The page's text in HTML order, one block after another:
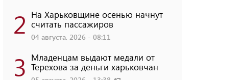
2 На Харьковщине осенью начнут
считать пассажиров
04 августа, 2026 - 08:11
3 Младенцам выдают медали от
Терехова за деньги харьковчан